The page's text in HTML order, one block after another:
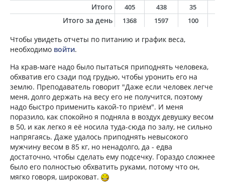
Итого
405 438 35
Итого за день 1368 1597 100
Чтобы увидеть отчеты по питанию и график веса,
необходимо войти.
На крав-маге надо было пытаться приподнять человека,
обхватив его сзади под грудью, чтобы уронить его на
землю. Преподаватель говорит "Даже если человек легче
меня, долго держать на весу его не получится, поэтому
надо быстро применить какой-то приём". И меня
поразило, как спокойно я подняла в воздух девушку весом
в 50, и как легко я её носила туда-сюда по залу, не сильно
напрягаясь. Даже удалось приподнять невысокого
мужчину весом в 85 кг, но ненадолго, да - едва
достаточно, чтобы сделать ему подсечку. Гораздо сложнее
было его полностью обхватить руками, потому что он,
мягко говоря, широковат.